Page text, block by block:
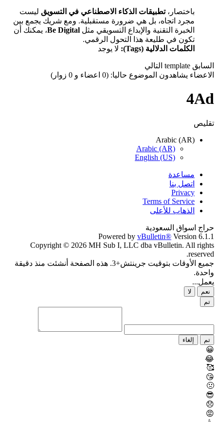
باختصار،تطبيقات الذكاء الاصطناعي في التسويق ليست
مجرد اتجاه، بل هي ضرورة مستقبلية. ومع شريك يجمع بين
الخبرة التقنية والإبداع التسويقي مثل Be Digital، يمكنك أن
تكون في طليعة هذا التحول الرقمي.
الكلمات الدلالية (Tags):
لا يوجد
السابق template التالي
الاعضاء يشاهدون الموضوع حاليا: (0 اعضاء و 0 زوار)
4Ad
تقليص
Arabic (AR)
Arabic (AR)
English (US)
مساعدة
اتصل بنا
Privacy
Terms of Service
الذهاب للأعلى
حراج اسواق السعودية
Powered by vBulletin® Version 6.1.1
Copyright © 2026 MH Sub I, LLC dba vBulletin. All rights
reserved.
جميع الأوقات بتوقيت جرينتش+3. هذه الصفحة أنشئت منذ دقيقة
واحدة.
يعمل...
نعم
لا
تم
تم إلغاء
😀
😂
🥰
😘
🤢
😎
😞
😡